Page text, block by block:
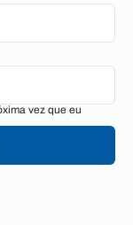
vez que eu